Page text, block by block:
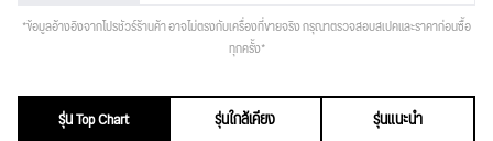
*ข้อมูลอ้างอิงจากโปรชัวร์ร้านค้า อาจไม่ตรงกับเครื่องที่ขายจริง กรุณาตรวจสอบสเปคและราคาก่อนซื้อ
ทุกครั้ง*
รุ่น Top Chart รุ่นใกล้เคียง
รุ่นแนะนำ